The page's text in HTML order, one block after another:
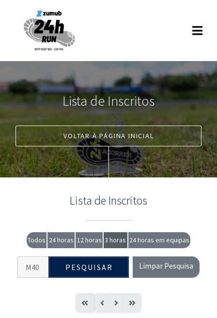
Lista de Inscritos
VOLTAR À PÁGINA INICIAL
Lista de Inscritos
Todos 24 horas 12 horas 3 horas 24 horas em equipas
PESQUISAR Limpar Pesquisa